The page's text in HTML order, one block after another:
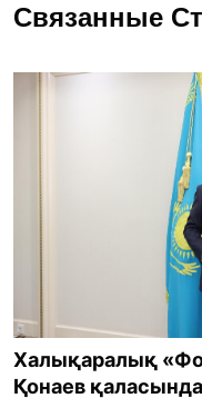
Связанные
Халықаралық
Қонаев